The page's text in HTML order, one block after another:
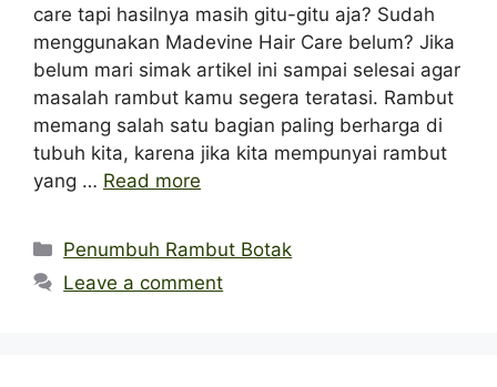
care tapi hasilnya masih gitu-gitu aja? Sudah
menggunakan Madevine Hair Care belum? Jika
belum mari simak artikel ini sampai selesai agar
masalah rambut kamu segera teratasi. Rambut
memang salah satu bagian paling berharga di
tubuh kita, karena jika kita mempunyai rambut
yang … Read more
Categories
Penumbuh Rambut Botak
Leave a comment